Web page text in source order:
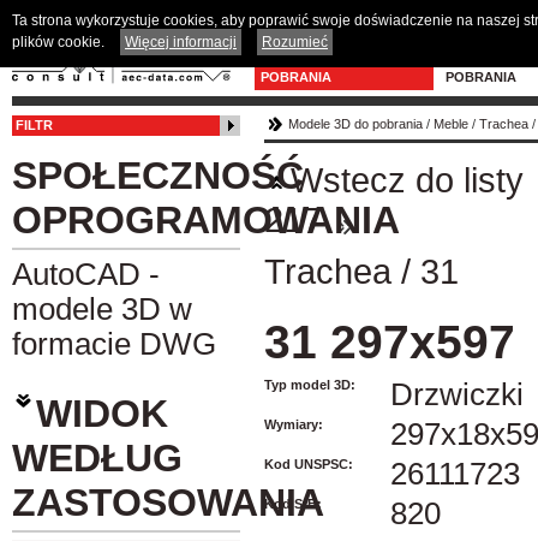
POBRANIA
POBRANIA
FILTR
SPOŁECZNOŚĆ
OPROGRAMOWANIA
AutoCAD -
modele 3D w
formacie DWG
WIDOK
WEDŁUG
ZASTOSOWANIA
Modele 3D do pobrania / Meble / Trachea /
Wstecz do listy
217
Trachea / 31
31 297x597
Typ model 3D: Drzwiczki
Wymiary:
Kod UNSPSC: 26111723
Kod SfB: 820
Ta strona wykorzystuje cookies, aby poprawić swoje doświadczenie na naszej
plików cookie.
Więcej informacji Rozumieć